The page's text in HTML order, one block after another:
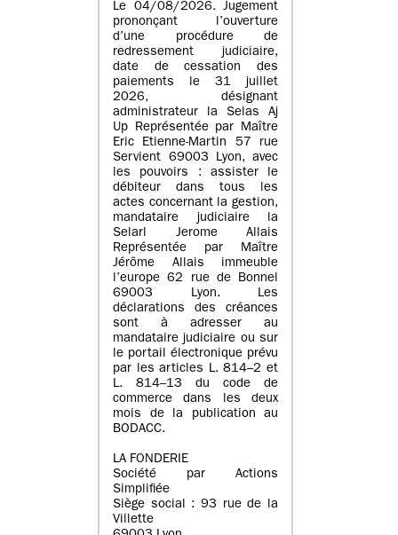
Le 04/08/2026. Jugement
prononçant l’ouverture
d’une procédure de
redressement judiciaire,
date de cessation des
paiements le 31 juillet
2026, désignant
administrateur la Selas Aj
Up Représentée par Maître
Eric Etienne-Martin 57 rue
Servient 69003 Lyon, avec
les pouvoirs : assister le
débiteur dans tous les
actes concernant la gestion,
mandataire judiciaire la
Selarl Jerome Allais
Représentée par Maître
Jérôme Allais immeuble
l’europe 62 rue de Bonnel
69003 Lyon. Les
déclarations des créances
sont à adresser au
mandataire judiciaire ou sur
le portail électronique prévu
par les articles L. 814–2 et
L. 814–13 du code de
commerce dans les deux
mois de la publication au
BODACC.
LA FONDERIE
Société par Actions
Simplifiée
Siège social : 93 rue de la
Villette